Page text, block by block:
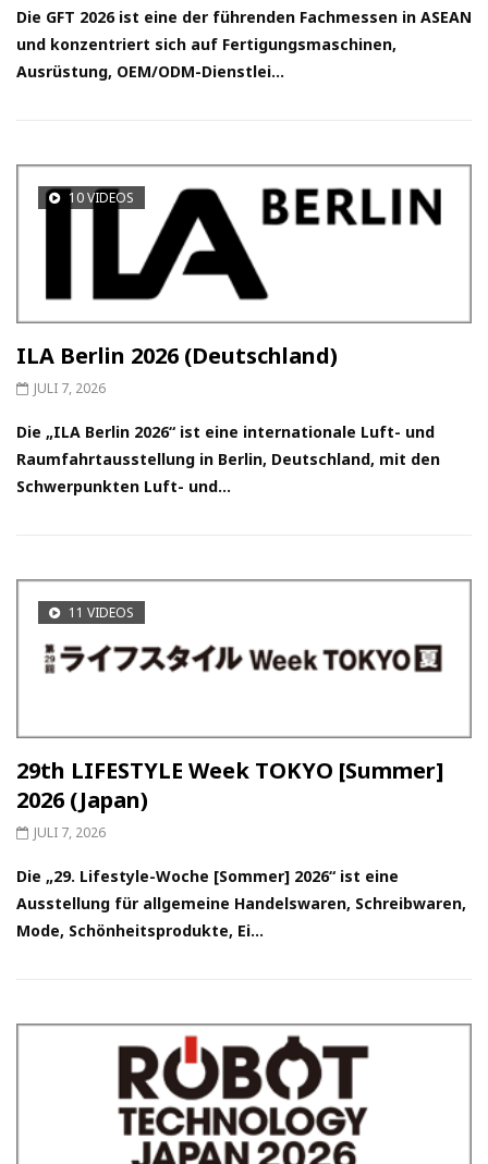
Die GFT 2026 ist eine der führenden Fachmessen in ASEAN
und konzentriert sich auf Fertigungsmaschinen,
Ausrüstung, OEM/ODM-Dienstlei...
10 VIDEOS
ILA Berlin 2026 (Deutschland)
JULI 7, 2026
Die „ILA Berlin 2026“ ist eine internationale Luft- und
Raumfahrtausstellung in Berlin, Deutschland, mit den
Schwerpunkten Luft- und...
11 VIDEOS
29th LIFESTYLE Week TOKYO [Summer]
2026 (Japan)
JULI 7, 2026
Die „29. Lifestyle-Woche [Sommer] 2026“ ist eine
Ausstellung für allgemeine Handelswaren, Schreibwaren,
Mode, Schönheitsprodukte, Ei...